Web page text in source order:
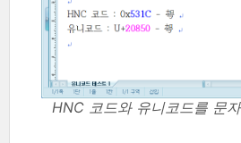
HNC 코드와 유니코드를 문